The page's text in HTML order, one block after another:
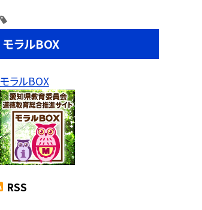
モラルBOX
モラルBOX
RSS